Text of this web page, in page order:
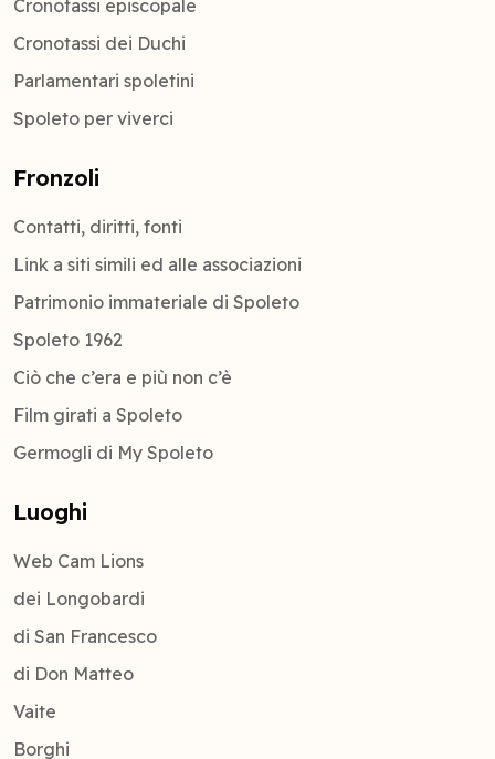
Cronotassi episcopale
Cronotassi dei Duchi
Parlamentari spoletini
Spoleto per viverci
Fronzoli
Contatti, diritti, fonti
Link a siti simili ed alle associazioni
Patrimonio immateriale di Spoleto
Spoleto 1962
Ciò che c’era e più non c’è
Film girati a Spoleto
Germogli di My Spoleto
Luoghi
Web Cam Lions
dei Longobardi
di San Francesco
di Don Matteo
Vaite
Borghi